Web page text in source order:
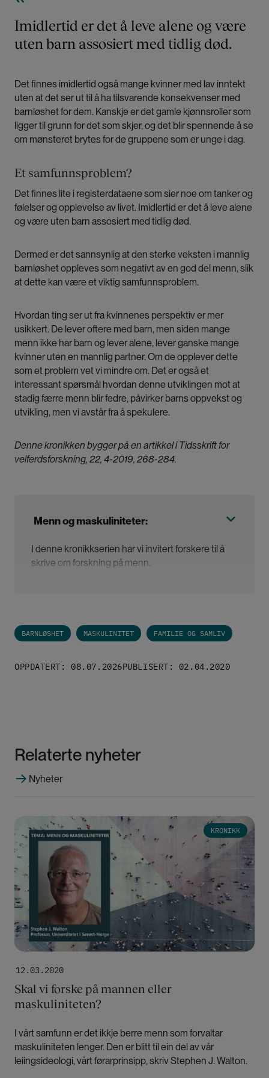
Imidlertid er det å leve alene og være
uten barn assosiert med tidlig død.
Det finnes imidlertid også mange kvinner med lav inntekt
uten at det ser ut til å ha tilsvarende konsekvenser med
barnløshet for dem. Kanskje er det gamle kjønnsroller som
ligger til grunn for det som skjer, og det blir spennende å se
om mønsteret brytes for de gruppene som er unge i dag.
Et samfunnsproblem?
Det finnes lite i registerdataene som sier noe om tanker og
følelser og opplevelse av livet. Imidlertid er det å leve alene
og være uten barn assosiert med tidlig død.
Dermed er det sannsynlig at den sterke veksten i mannlig
barnløshet oppleves som negativt av en god del menn, slik
at dette kan være et viktig samfunnsproblem.
Hvordan ting ser ut fra kvinnenes perspektiv er mer
usikkert. De lever oftere med barn, men siden mange
menn ikke har barn og lever alene, lever ganske mange
kvinner uten en mannlig partner. Om de opplever dette
som et problem vet vi mindre om. Det er også et
interessant spørsmål hvordan denne utviklingen mot at
stadig færre menn blir fedre, påvirker barns oppvekst og
utvikling, men vi avstår fra å spekulere.
Denne kronikken bygger på en artikkel iTidsskrift for
velferdsforskning, 22, 4-2019, 268-284.
Menn og maskuliniteter:
I denne kronikkserien har vi invitert forskere til å
skrive om forskning på menn.
område; nemlig forskning på mannsroller og
maskuliniteter.
Les øvrige innlegg her:
Hvem skal gi omsorg til menn som faller utenfor?
Hvilken status har arbeidermannen i dagens
Norge
Gutters problemer i skolen handler ikke bare om
kjønn
Vold er en menneskelig, ikke en kjønnet erfaring
BARNLØSHET MASKULINITET FAMILIE OG SAMLIV
OPPDATERT: 08.07.2026PUBLISERT: 02.04.2020
Relaterte nyheter
Nyheter
12.03.2020
Skal vi forske på mannen eller
maskuliniteten?
I vårt samfunn er det ikkje berre menn som forvaltar
maskuliniteten lenger. Den er blitt til ein del av vår
leiingsideologi, vårt førarprinsipp, skriv Stephen J. Walton.
KRONIKK